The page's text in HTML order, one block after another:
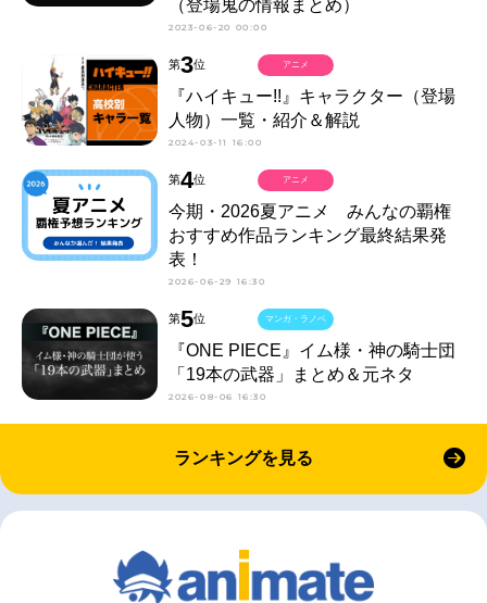
（登場鬼の情報まとめ）
2023-06-20 00:00
第3位
『ハイキュー!!』キャラクター（登場
人物）一覧・紹介＆解説
2024-03-11 16:00
アニメ
第4位
今期・2026夏アニメ みんなの覇権
おすすめ作品ランキング最終結果発
表！
2026-06-29 16:30
アニメ
第5位
『ONE PIECE』イム様・神の騎士団
「19本の武器」まとめ＆元ネタ
2026-08-06 16:30
マンガ・ラノベ
ランキングを見る